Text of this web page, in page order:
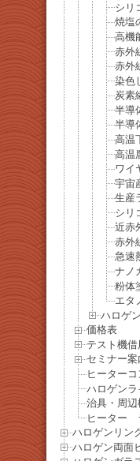
シリ
焼塩
高機
赤外
赤外
染色
炭素
半導
半導
高温
高温
ワイ
宇宙
生産
シリ
近赤
赤外
急速
ナノ
粉体
エタ
ハロゲ
価格表
テスト機借
セミナー案
ヒーター
ハロゲン
治具・周
ヒーター
ハロゲンリン
ハロゲン両面